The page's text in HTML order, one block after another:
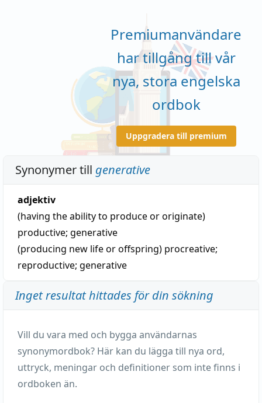
Premiumanvändare
har tillgång till vår
nya, stora engelska
ordbok
Uppgradera till premium
Synonymer till generative
adjektiv
(having the ability to produce or originate)
productive; generative
(producing new life or offspring) procreative;
reproductive; generative
Inget resultat hittades för din sökning
Vill du vara med och bygga användarnas
synonymordbok? Här kan du lägga till nya ord,
uttryck, meningar och definitioner som inte finns i
ordboken än.